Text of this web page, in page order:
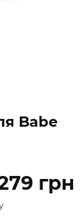
Babe
грн